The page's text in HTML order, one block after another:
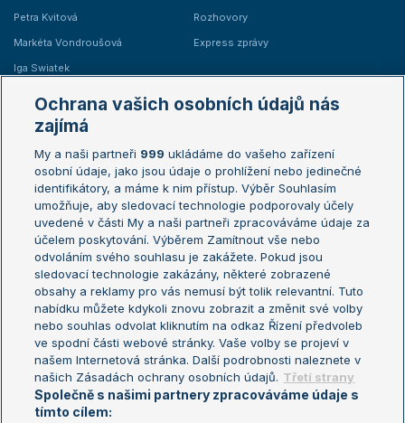
Petra Kvitová
Markéta Vondroušová
Iga Swiatek
Rozhovory
Express zprávy
Žebříčky
Žebříček ATP (muži)
Žebříček WTA (ženy)
Sázkařský žebříček
Australian Open
French Open
Wimbledon
US Open
Turnaj mistrů
Turnaj mistryň
Aktualní trendy
Fotbalové přestupy
Livesport Daily
LS Prague Open
Ochrana vašich osobních údajů nás
zajímá
My a naši partneři 999 ukládáme do vašeho zařízení
osobní údaje, jako jsou údaje o prohlížení nebo jedinečné
identifikátory, a máme k nim přístup. Výběr Souhlasím
umožňuje, aby sledovací technologie podporovaly účely
uvedené v části My a naši partneři zpracováváme údaje za
účelem poskytování. Výběrem Zamítnout vše nebo
odvoláním svého souhlasu je zakážete. Pokud jsou
sledovací technologie zakázány, některé zobrazené
obsahy a reklamy pro vás nemusí být tolik relevantní. Tuto
nabídku můžete kdykoli znovu zobrazit a změnit své volby
nebo souhlas odvolat kliknutím na odkaz Řízení předvoleb
ve spodní části webové stránky. Vaše volby se projeví v
našem Internetová stránka. Další podrobnosti naleznete v
našich Zásadách ochrany osobních údajů. Třetí strany
Společně s našimi partnery zpracováváme údaje s
tímto cílem: